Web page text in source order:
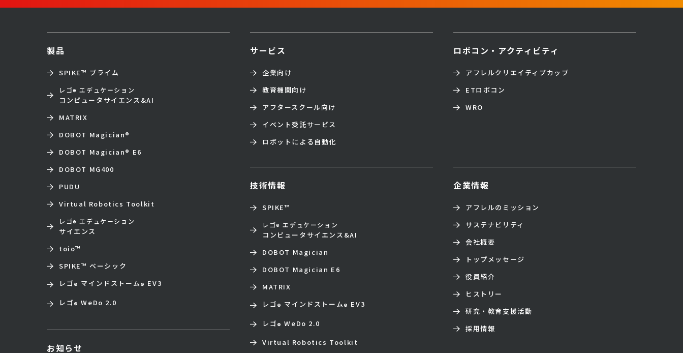
サービス
企業向け
教育機関向け
アフタースクール向け
イベント受託サービス
ロボットによる自動化
製品
SPIKE™ プライム
レゴ® エデュケーション
コンピュータサイエンス&AI
MATRIX
DOBOT Magician®
DOBOT Magician® E6
DOBOT MG400
PUDU
Virtual Robotics Toolkit
レゴ® エデュケーション
サイエンス
toio™
SPIKE™ ベーシック
レゴ® マインドストーム® EV3
レゴ® WeDo 2.0
ロボコン・アクティビティ
アフレルクリエイティブカップ
ETロボコン
WRO
技術情報
SPIKE™
レゴ® エデュケーション
コンピュータサイエンス&AI
DOBOT Magician
DOBOT Magician E6
MATRIX
レゴ® マインドストーム® EV3
レゴ® WeDo 2.0
Virtual Robotics Toolkit
企業情報
アフレルのミッション
サステナビリティ
会社概要
トップメッセージ
役員紹介
ヒストリー
研究・教育支援活動
採用情報
お知らせ